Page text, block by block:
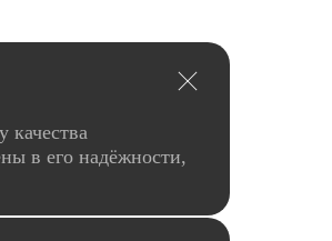
качества
в его надёжности,